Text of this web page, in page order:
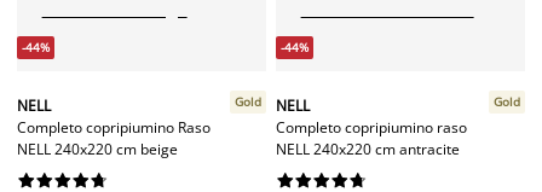
-44%
NELL
Completo copripiumino Raso
NELL 240x220 cm beige
Gold






-44%
NELL
Completo copripiumino raso
NELL 240x220 cm antracite
Gold





